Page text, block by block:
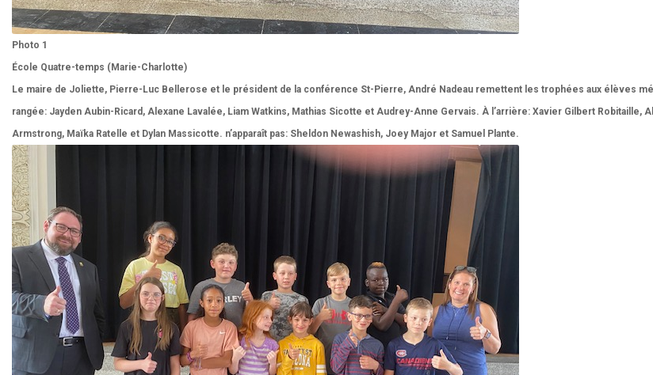
Photo 1
École Quatre-temps (Marie-Charlotte)
Le maire de Joliette, Pierre-Luc Bellerose et le président de la conférence St-Pierre, André Nadeau remettent les trophées aux élèves
rangée: Jayden Aubin-Ricard, Alexane Lavalée, Liam Watkins, Mathias Sicotte et Audrey-Anne Gervais. À l’arrière: Xavier Gilbert Robitaille,
Armstrong, Maïka Ratelle et Dylan Massicotte. n’apparaît pas: Sheldon Newashish, Joey Major et Samuel Plante.